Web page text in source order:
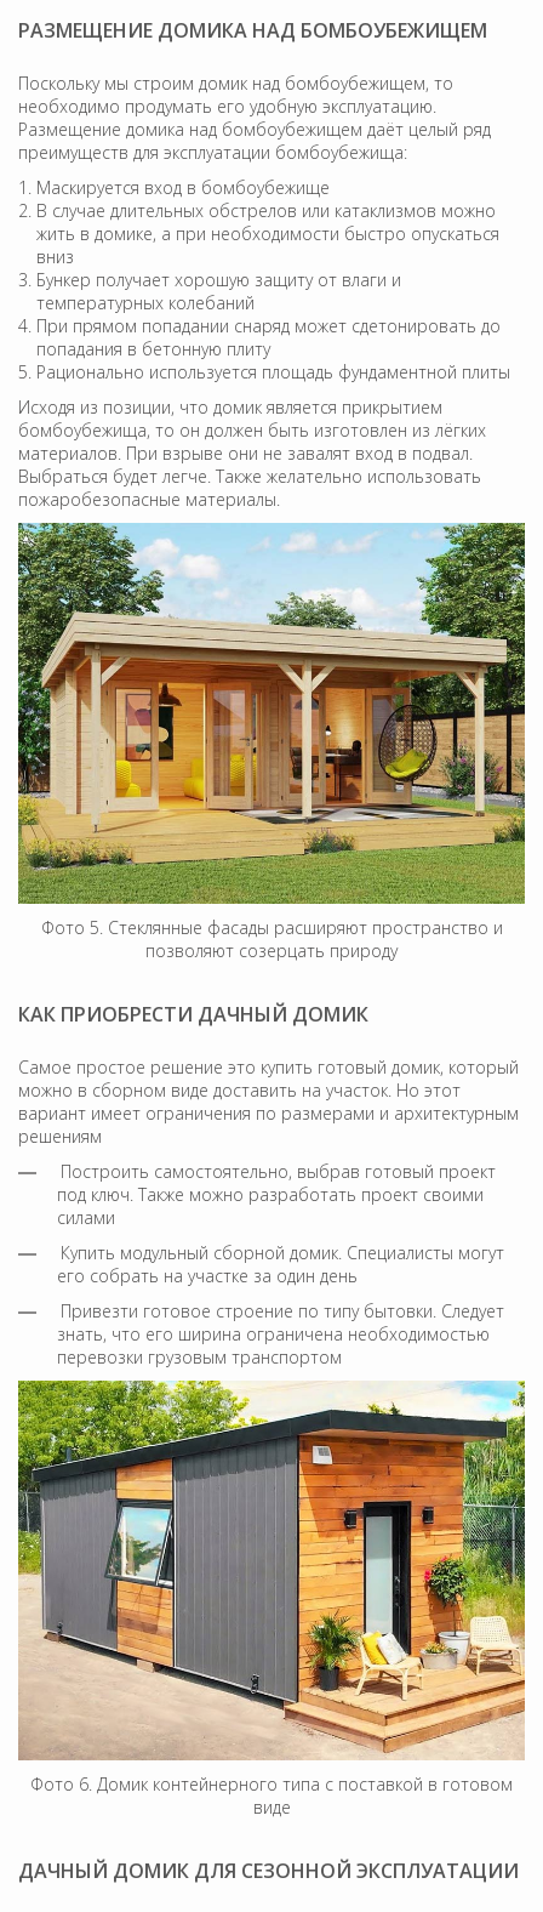
РАЗМЕЩЕНИЕ ДОМИКА НАД БОМБОУБЕЖИЩЕМ
Поскольку мы строим домик над бомбоубежищем, то
необходимо продумать его удобную эксплуатацию.
Размещение домика над бомбоубежищем даёт целый ряд
преимуществ для эксплуатации бомбоубежища:
Маскируется вход в бомбоубежище
В случае длительных обстрелов или катаклизмов можно
жить в домике, а при необходимости быстро опускаться
вниз
Бункер получает хорошую защиту от влаги и
температурных колебаний
При прямом попадании снаряд может сдетонировать до
попадания в бетонную плиту
Рационально используется площадь фундаментной плиты
Исходя из позиции, что домик является прикрытием
бомбоубежища, то он должен быть изготовлен из лёгких
материалов. При взрыве они не завалят вход в подвал.
Выбраться будет легче. Также желательно использовать
пожаробезопасные материалы.
Фото 5. Стеклянные фасады расширяют пространство и
позволяют созерцать природу
КАК ПРИОБРЕСТИ ДАЧНЫЙ ДОМИК
Самое простое решение это купить готовый домик, который
можно в сборном виде доставить на участок. Но этот
вариант имеет ограничения по размерами и архитектурным
решениям
Построить самостоятельно, выбрав готовый проект
под ключ. Также можно разработать проект своими
силами
Купить модульный сборной домик. Специалисты могут
его собрать на участке за один день
Привезти готовое строение по типу бытовки. Следует
знать, что его ширина ограничена необходимостью
перевозки грузовым транспортом
Фото 6. Домик контейнерного типа с поставкой в готовом
виде
ДАЧНЫЙ ДОМИК ДЛЯ СЕЗОННОЙ ЭКСПЛУАТАЦИИ